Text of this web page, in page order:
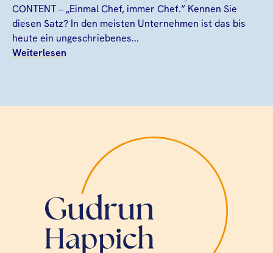
CONTENT – „Einmal Chef, immer Chef.“ Kennen Sie
diesen Satz? In den meisten Unternehmen ist das bis
heute ein ungeschriebenes...
Weiterlesen